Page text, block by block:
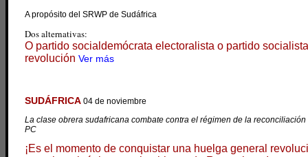
A propósito del SRWP de Sudáfrica
Dos alternativas:
O partido socialdemócrata electoralista o partido
revolución Ver más
SUDÁFRICA 04 de noviembre
La clase obrera sudafricana combate contra el régimen de la reconciliación
PC
¡Es el momento de conquistar una huelga general